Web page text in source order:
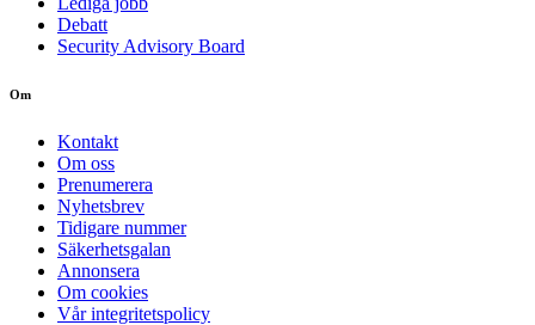
Debatt
Security Advisory Board
Om
Kontakt
Om oss
Prenumerera
Nyhetsbrev
Tidigare nummer
Säkerhetsgalan
Annonsera
Om cookies
Vår integritetspolicy